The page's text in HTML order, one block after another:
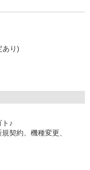
有）★
あり)
りする
かり！
♪
契約、機種変更、